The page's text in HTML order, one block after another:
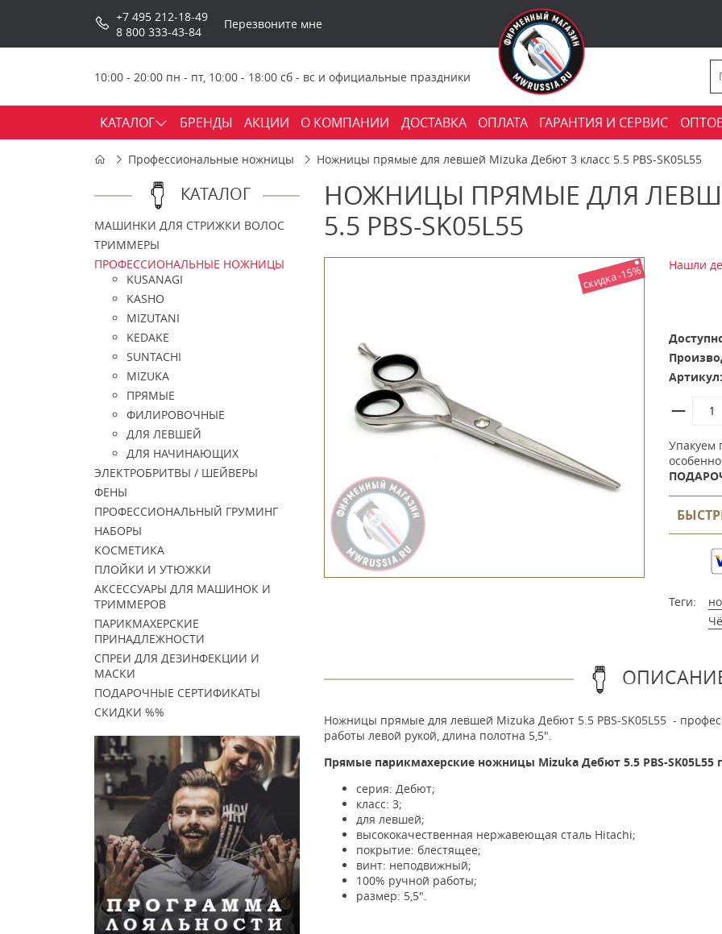
+7 495 212-18-49
8 800 333-43-84
Перезвоните мне
10:00 - 20:00 пн - пт, 10:00 - 18:00 сб - вс и официальные праздники
КАТАЛОГ БРЕНДЫ АКЦИИ О КОМПАНИИ ДОСТАВКА ОПЛАТА ГАРАНТИЯ И СЕРВИС
Профессиональные ножницы Ножницы прямые для левшей Mizuka Дебют 3 класс 5.5 PBS-SK05L55
КАТАЛОГ
МАШИНКИ ДЛЯ СТРИЖКИ ВОЛОС
ТРИММЕРЫ
ПРОФЕССИОНАЛЬНЫЕ НОЖНИЦЫ
KUSANAGI
KASHO
MIZUTANI
KEDAKE
SUNTACHI
MIZUKA
ПРЯМЫЕ
ФИЛИРОВОЧНЫЕ
ДЛЯ ЛЕВШЕЙ
ДЛЯ НАЧИНАЮЩИХ
ЭЛЕКТРОБРИТВЫ / ШЕЙВЕРЫ
ФЕНЫ
ПРОФЕССИОНАЛЬНЫЙ ГРУМИНГ
НАБОРЫ
КОСМЕТИКА
ПЛОЙКИ И УТЮЖКИ
АКСЕССУАРЫ ДЛЯ МАШИНОК И
ТРИММЕРОВ
ПАРИКМАХЕРСКИЕ
ПРИНАДЛЕЖНОСТИ
СПРЕИ ДЛЯ ДЕЗИНФЕКЦИИ И
МАСКИ
ПОДАРОЧНЫЕ СЕРТИФИКАТЫ
СКИДКИ %%
НОЖНИЦЫ ПРЯМЫЕ ДЛЯ
5.5 PBS-SK05L55
скидка -15% Нашли
Артикул:
Упакуем
Теги:
Ножницы прямые для левшей Mizuka Дебют 5.5 PBS-SK05L55 -
работы левой рукой, длина полотна 5,5".
Прямые парикмахерские ножницы Mizuka Дебют 5.5 PBS-SK05L55
серия: Дебют;
класс: 3;
для левшей;
высококачественная нержавеющая сталь Hitachi;
покрытие: блестящее;
винт: неподвижный;
100% ручной работы;
размер: 5,5".